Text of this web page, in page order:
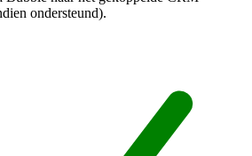
ondersteund).